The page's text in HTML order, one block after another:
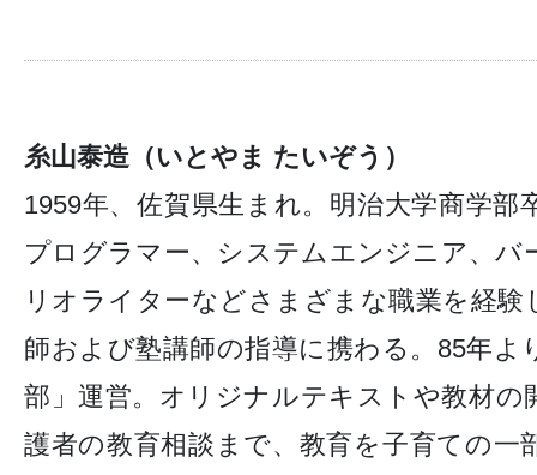
糸山泰造（いとやま たいぞう）
1959年、佐賀県生まれ。明治大学商学部
プログラマー、システムエンジニア、バ
リオライターなどさまざまな職業を経験
師および塾講師の指導に携わる。85年よ
部」運営。オリジナルテキストや教材の
護者の教育相談まで、教育を子育ての一